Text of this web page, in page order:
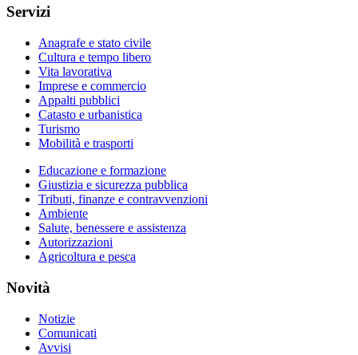
Servizi
Anagrafe e stato civile
Cultura e tempo libero
Vita lavorativa
Imprese e commercio
Appalti pubblici
Catasto e urbanistica
Turismo
Mobilità e trasporti
Educazione e formazione
Giustizia e sicurezza pubblica
Tributi, finanze e contravvenzioni
Ambiente
Salute, benessere e assistenza
Autorizzazioni
Agricoltura e pesca
Novità
Notizie
Comunicati
Avvisi